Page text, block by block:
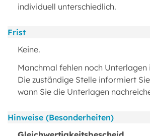
individuell unterschiedlich.
Frist
Keine.
Manchmal fehlen noch Unterlagen
Die zuständige Stelle informiert
wann Sie die Unterlagen
Hinweise (Besonderheiten)